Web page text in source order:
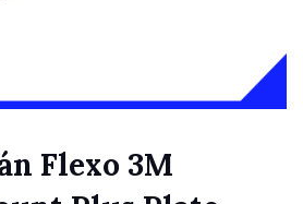
Flexo 3M